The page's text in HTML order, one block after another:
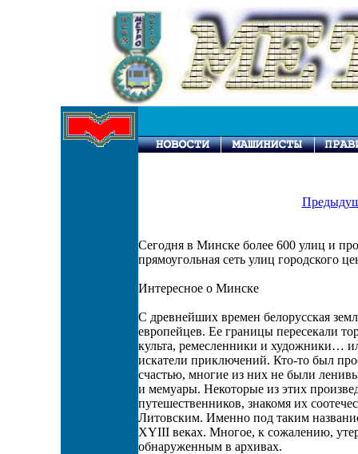
Сегодня в Минске более 600 улиц и
прямоугольная сеть улиц городского
Интересное о Минске
С древнейших времен белорусская
европейцев. Ее границы пересекали
культа, ремесленники и художники…
искатели приключений. Кто-то был
счастью, многие из них не были
и мемуары. Некоторые из этих
путешественников, знакомя их
Литовским. Именно под таким
XYIII веках. Многое, к сожалению,
обнаруженным в архивах.